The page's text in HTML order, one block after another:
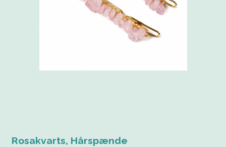
Rosakvarts, Hårspænde